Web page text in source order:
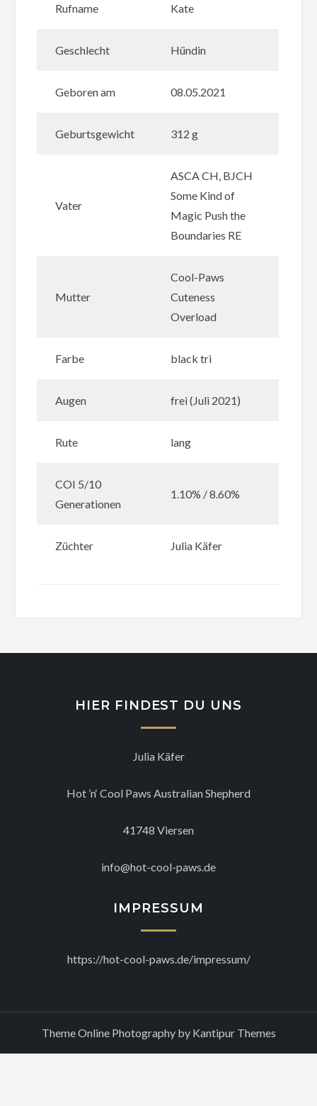
Rufname Kate
Geschlecht Hündin
Geboren am 08.05.2021
Geburtsgewicht 312 g
Vater
ASCA CH, BJCH
Some Kind of
Magic Push the
Boundaries RE
Mutter
Cool-Paws
Cuteness
Overload
Farbe black tri
Augen frei (Juli 2021)
Rute lang
COI 5/10
Generationen
1.10% / 8.60%
Züchter Julia Käfer
HIER FINDEST DU UNS
Julia Käfer
Hot ’n‘ Cool Paws Australian Shepherd
41748 Viersen
info@hot-cool-paws.de
IMPRESSUM
https://hot-cool-paws.de/impressum/
Theme Online Photography by Kantipur Themes